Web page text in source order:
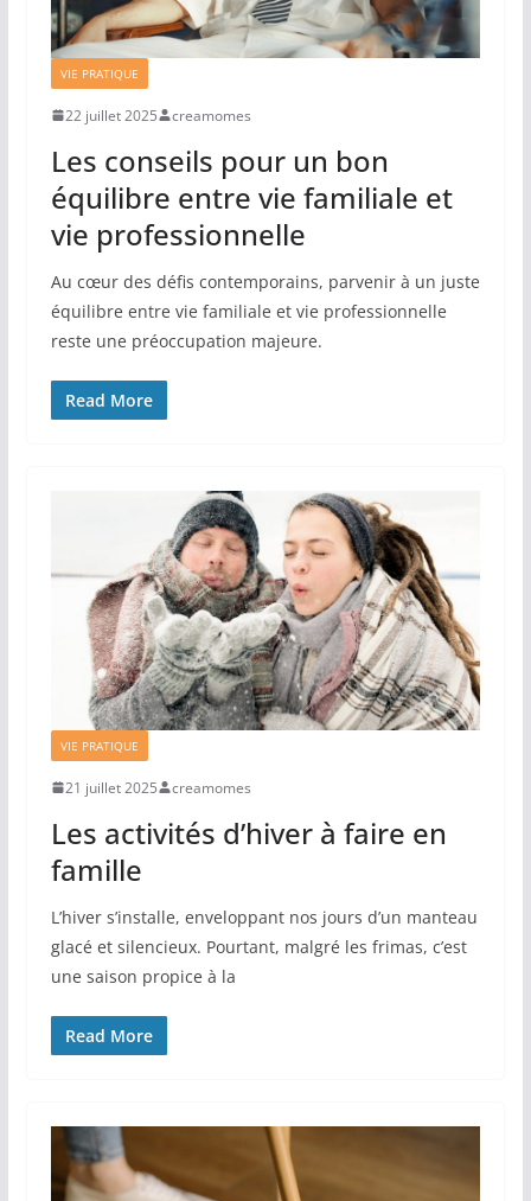
VIE PRATIQUE
22 juillet 2025 creamomes
Les conseils pour un bon
équilibre entre vie familiale et
vie professionnelle
Au cœur des défis contemporains, parvenir à un juste
équilibre entre vie familiale et vie professionnelle
reste une préoccupation majeure.
Read More
VIE PRATIQUE
21 juillet 2025 creamomes
Les activités d’hiver à faire en
famille
L’hiver s’installe, enveloppant nos jours d’un manteau
glacé et silencieux. Pourtant, malgré les frimas, c’est
une saison propice à la
Read More